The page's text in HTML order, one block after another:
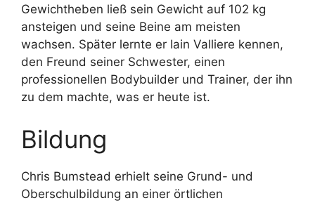
Gewichtheben ließ sein Gewicht auf 102 kg
ansteigen und seine Beine am meisten
wachsen. Später lernte er Iain Valliere kennen,
den Freund seiner Schwester, einen
professionellen Bodybuilder und Trainer, der ihn
zu dem machte, was er heute ist.
Bildung
Chris Bumstead erhielt seine Grund- und
Oberschulbildung an einer örtlichen